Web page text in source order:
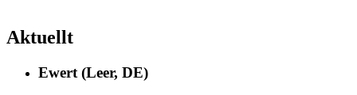
Aktuellt
Ewert (Leer, DE)